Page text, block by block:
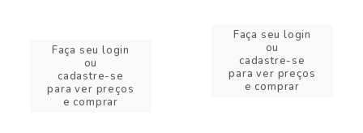
Faça seu login
ou
cadastre-se
para ver preços
e comprar
Faça seu login
ou
cadastre-se
para ver preços
e comprar